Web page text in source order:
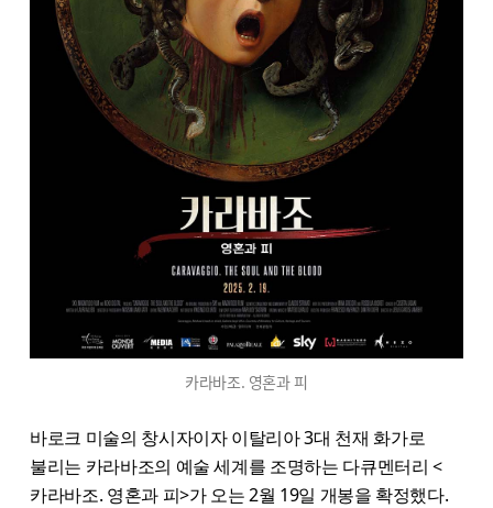
카라바조. 영혼과 피
바로크 미술의 창시자이자 이탈리아 3대 천재 화가로
불리는 카라바조의 예술 세계를 조명하는 다큐멘터리 <
카라바조. 영혼과 피>가 오는 2월 19일 개봉을 확정했다.